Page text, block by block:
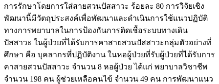
การรักษาโดยการใส่สายสวนปัสสาวะ ร้อยละ 80 การวิจัยเชิง
พัฒนานี้มีวัตถุประสงค์เพื่อพัฒนาและดำเนินการใช้แนวปฏิบัติ
ทางการพยาบาลในการป้องกันการติดเชื้อระบบทางเดิน
ปัสสาวะ ในผู้ป่วยที่ได้รับการคาสายสวนปัสสาวะกลุ่มตัวอย่างที่
ศึกษา คือ บุคลากรที่ปฏิบัติงาน ในหอผู้ป่วยที่รับผู้ป่วยที่ได้รับการ
คาสายสวนปัสสาวะ จำนวน 8 หอผู้ป่วย ได้แก่ พยาบาลวิชาชีพ
จำนวน 198 คน ผู้ช่วยเหลือคนไข้ จำนวน 49 คน การพัฒนาแนว